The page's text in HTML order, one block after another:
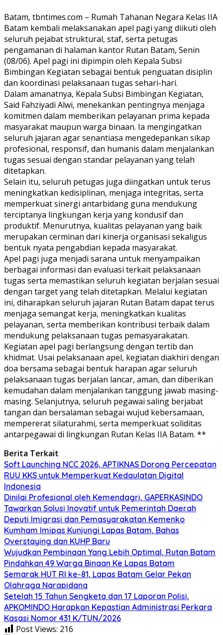
Batam, tbntimes.com – Rumah Tahanan Negara Kelas IIA
Batam kembali melaksanakan apel pagi yang diikuti oleh
seluruh pejabat struktural, staf, serta petugas
pengamanan di halaman kantor Rutan Batam, Senin
(08/06). Apel pagi ini dipimpin oleh Kepala Subsi
Bimbingan Kegiatan sebagai bentuk penguatan disiplin
dan koordinasi pelaksanaan tugas sehari-hari.
Dalam amanatnya, Kepala Subsi Bimbingan Kegiatan,
Said Fahziyadi Alwi, menekankan pentingnya menjaga
komitmen dalam memberikan pelayanan prima kepada
masyarakat maupun warga binaan. Ia mengingatkan
seluruh jajaran agar senantiasa mengedepankan sikap
profesional, responsif, dan humanis dalam menjalankan
tugas sesuai dengan standar pelayanan yang telah
ditetapkan.
Selain itu, seluruh petugas juga diingatkan untuk terus
meningkatkan kedisiplinan, menjaga integritas, serta
memperkuat sinergi antarbidang guna mendukung
terciptanya lingkungan kerja yang kondusif dan
produktif. Menurutnya, kualitas pelayanan yang baik
merupakan cerminan dari kinerja organisasi sekaligus
bentuk nyata pengabdian kepada masyarakat.
Apel pagi juga menjadi sarana untuk menyampaikan
berbagai informasi dan evaluasi terkait pelaksanaan
tugas serta memastikan seluruh kegiatan berjalan sesuai
dengan target yang telah ditetapkan. Melalui kegiatan
ini, diharapkan seluruh jajaran Rutan Batam dapat terus
menjaga semangat kerja, meningkatkan kualitas
pelayanan, serta memberikan kontribusi terbaik dalam
mendukung pelaksanaan tugas pemasyarakatan.
Kegiatan apel pagi berlangsung dengan tertib dan
khidmat. Usai pelaksanaan apel, kegiatan diakhiri dengan
doa bersama sebagai bentuk harapan agar seluruh
pelaksanaan tugas berjalan lancar, aman, dan diberikan
kemudahan dalam menjalankan tanggung jawab masing-
masing. Selanjutnya, seluruh pegawai saling berjabat
tangan dan bersalaman sebagai wujud kebersamaan,
mempererat silaturahmi, serta memperkuat soliditas
antarpegawai di lingkungan Rutan Kelas IIA Batam. **
Berita Terkait
Soft Launching NCC 2026, APTIKNAS Dorong Percepatan
RUU KKS untuk Memperkuat Kedaulatan Digital
Indonesia
Dinilai Profesional oleh Kemendagri, GAPERKASINDO
Tawarkan Solusi Inovatif untuk Pemerintah Daerah
Deputi Imigrasi dan Pemasyarakatan Kemenko
Kumham Imipas Kunjungi Lapas Batam, Bahas
Overstaying dan KUHP Baru
Wujudkan Pembinaan Yang Lebih Optimal, Rutan Batam
Pindahkan 49 Warga Binaan Ke Lapas Batam
Semarak HUT RI ke-81, Lapas Batam Gelar Pekan
Olahraga Narapidana
Setelah 15 Tahun Sengketa dan 17 Laporan Polisi,
APKOMINDO Harapkan Kepastian Administrasi Perkara
Kasasi Nomor 431 K/TUN/2026
Post Views: 216